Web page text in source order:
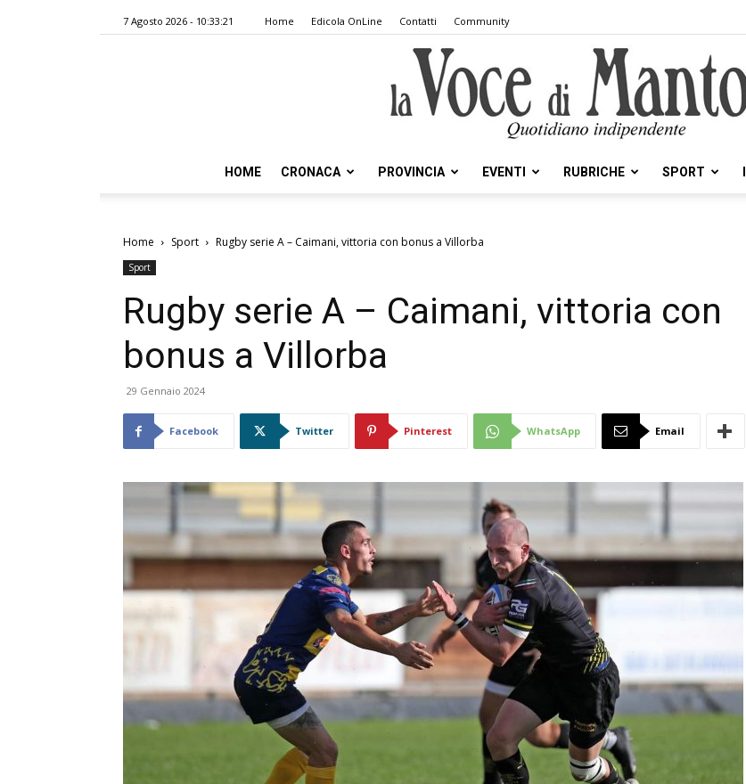
7 Agosto 2026 - 10:33:21 Home Edicola OnLine Contatti Community
Voce
HOME CRONACA PROVINCIA EVENTI RUBRICHE SPORT
Home Sport Rugby serie A – Caimani, vittoria con bonus a Villorba
Sport
Rugby serie A – Caimani, vittoria con
bonus a Villorba
29 Gennaio 2024
Facebook Twitter Pinterest WhatsApp Email